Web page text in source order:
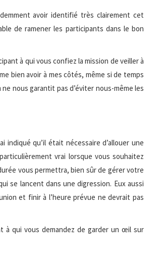
avoir identifié très clairement cet
de ramener les participants dans le bon
à qui vous confiez la mission de veiller à
bien avoir à mes côtés, même si de temps
nous garantit pas d’éviter nous-même les
indiqué qu’il était nécessaire d’allouer une
vrai lorsque vous souhaitez
vous permettra, bien sûr de gérer votre
se lancent dans une digression. Eux aussi
et finir à l’heure prévue ne devrait pas
à qui vous demandez de garder un œil sur